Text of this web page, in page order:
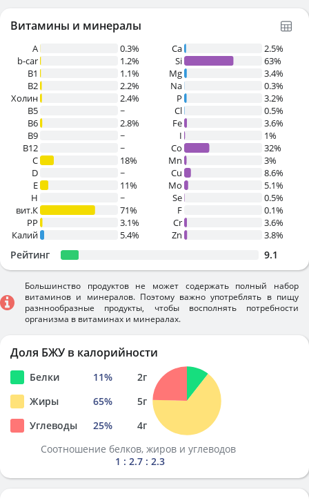
Витамины и минералы
A
0.3%
b-car
1.2%
В1
1.1%
B2
2.2%
Холин
2.4%
B5
~
B6
2.8%
B9
~
B12
~
C
18%
D
~
E
11%
H
~
вит.К
71%
PP
3.1%
Калий
5.4%
Ca
2.5%
Si
63%
Mg
3.4%
Na
0.3%
P
3.2%
Cl
0.5%
Fe
3.6%
I
1%
Co
32%
Mn
3%
Cu
8.6%
Mo
5.1%
Se
0.5%
F
0.1%
Cr
3.6%
Zn
3.8%
Рейтинг 9.1
Большинство продуктов не может содержать полный набор
витаминов и минералов. Поэтому важно употреблять в пищу
разннообразные продукты, чтобы восполнять потребности
организма в витаминах и минералах.
Доля БЖУ в калорийности
Белки 11% 2г
Жиры
65% 5г
Углеводы
25% 4г
Соотношение белков, жиров и углеводов
1 : 2.7 : 2.3